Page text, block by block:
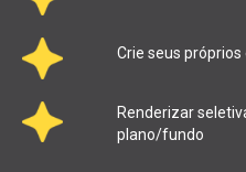
Crie seus
Renderizar
plano/fundo